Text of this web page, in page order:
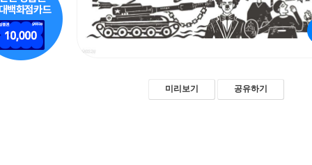
미리보기 공유하기